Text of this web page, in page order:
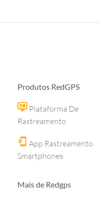
Produtos RedGPS
Plataforma De
Rastreamento
App Rastreamento
Smartphones
Mais de Redgps